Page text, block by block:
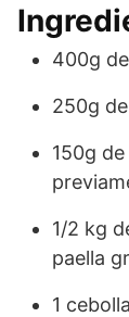
400g
250g
150g
1/2 kg
paella
1